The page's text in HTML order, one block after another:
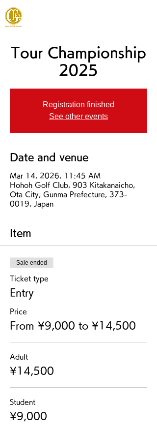
Tour Championship
2025
Registration finished
See other events
Date and venue
Mar 14, 2026, 11:45 AM
Hohoh Golf Club, 903 Kitakanaicho,
Ota City, Gunma Prefecture, 373-
0019, Japan
Item
Sale ended
Ticket type
Entry
Price
From ¥9,000 to ¥14,500
Adult
¥14,500
Student
¥9,000